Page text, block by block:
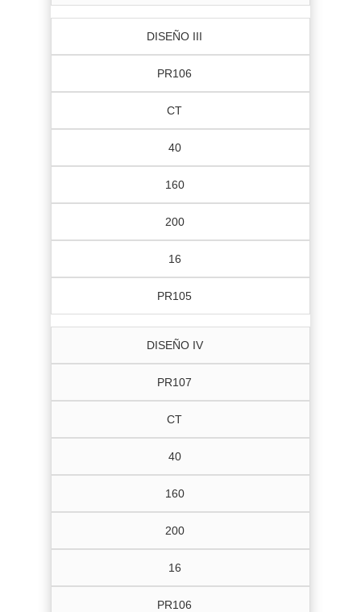
DISEÑO III
PR106
CT
40
160
200
16
PR105
DISEÑO IV
PR107
CT
40
160
200
16
PR106